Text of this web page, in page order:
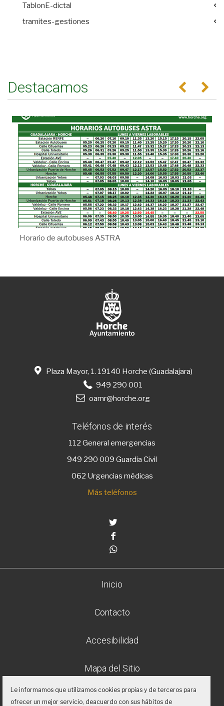
TablonE-dictal
tramites-gestiones
Destacamos Anterior
Horario de autobuses ASTRA
Plaza Mayor, 1. 19140 Horche (Guadalajara)
949 290 001
oamr@horche.org
Teléfonos de interés
112 General emergencias
949 290 009 Guardia Civil
062 Urgencias médicas
Más teléfonos
Inicio
Contacto
Accesibilidad
Mapa del Sitio
Aviso legal
Le informamos que utilizamos cookies propias y de terceros para
ofrecer un mejor servicio, deacuerdo con sus hábitos de